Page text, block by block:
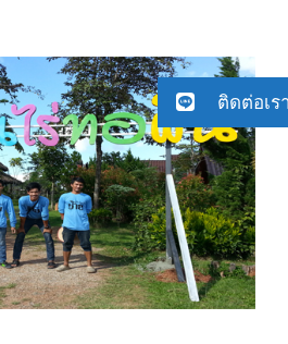
ติดต่อเร